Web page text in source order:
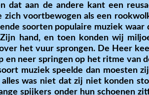
dat aan de andere kant een
zich voortbewogen als een
soorten populaire muziek
hand, en toen konden wij
het vuur sprongen. De Heer
en neer springen op het ritme van
muziek speelde dan moesten
was niet dat zij niet konden
spijkers onder hun schoenen